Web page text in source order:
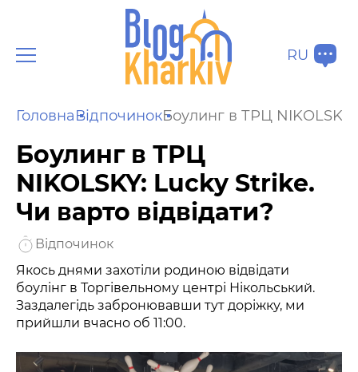
RU
ГоловнаВідпочинокБоулинг в ТРЦ
Боулинг в ТРЦ
NIKOLSKY: Lucky Strike.
Чи варто відвідати?
Відпочинок
Якось днями захотіли родиною відвідати
боулінг в Торгівельному центрі Нікольський.
Заздалегідь забронювавши тут доріжку, ми
прийшли вчасно об 11:00.